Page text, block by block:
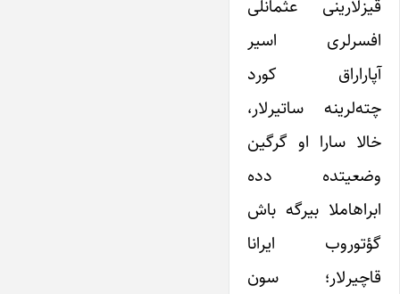
قیزلارینی عثمانلی
افسرلری اسیر
آپاراراق کورد
چته‌لرینه ساتیرلار،
خالا سارا او گرگین
وضعیتده دده
ابراهاملا بیرگه باش
گؤتوروب ایرانا
قاچیرلار؛ سون